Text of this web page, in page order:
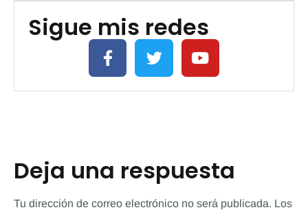
Sigue mis redes
Deja una respuesta
Tu dirección de correo electrónico no será publicada. Los